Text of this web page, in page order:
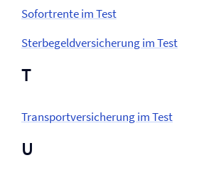
Sofortrente im Test
Sterbegeld­versicherung im Test
T
Transport­versicherung im Test
U